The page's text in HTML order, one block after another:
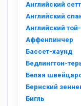
Английский
Английский
Английский
Аффенпинчер
Бассет-хаунд
Бедлингтон-
Белая
Бернский
Бигль